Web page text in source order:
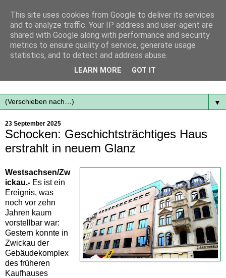
Mit frischen Themen aus der Region immer auf dem
▼
23 September 2025
Schocken: Geschichtsträchtiges Haus
erstrahlt in neuem Glanz
Westsachsen/Zw
ickau.- Es ist ein
Ereignis, was
noch vor zehn
Jahren kaum
vorstellbar war:
Gestern konnte in
Zwickau der
Gebäudekomplex
des früheren
Kaufhauses
This site uses cookies from Google to deliver its services
and to analyze traffic. Your IP address and user-agent are
shared with Google along with performance and security
metrics to ensure quality of service, generate usage
statistics, and to detect and address abuse.
LEARN MORE GOT IT